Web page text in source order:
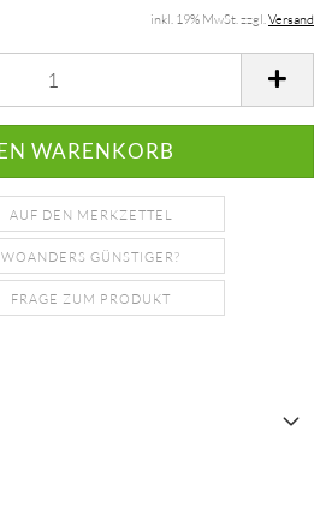
inkl. 19% MwSt. zzgl.Versand
AUF DEN MERKZETTEL
WOANDERS GÜNSTIGER?
FRAGE ZUM PRODUKT